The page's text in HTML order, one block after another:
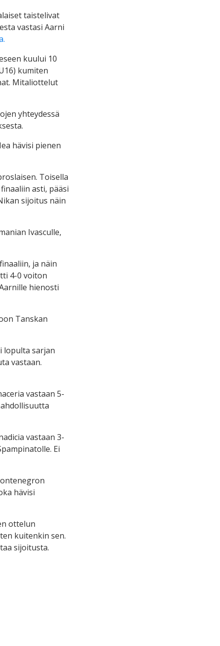
taistelivat
vastasi Aarni
kuului 10
kumiten
Mitaliottelut
yhteydessä
hävisi pienen
Toisella
asti, pääsi
sijoitus näin
Ivasculle,
ja näin
4-0 voiton
hienosti
Tanskan
lopulta sarjan
vastaan.
vastaan 5-
vastaan 3-
Ei
hävisi
ottelun
kuitenkin sen.
sijoitusta.